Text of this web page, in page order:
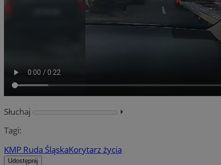
Słuchaj
⏵︎
Tagi:
KMP Ruda ŚląskaKorytarz życia
Udostępnij